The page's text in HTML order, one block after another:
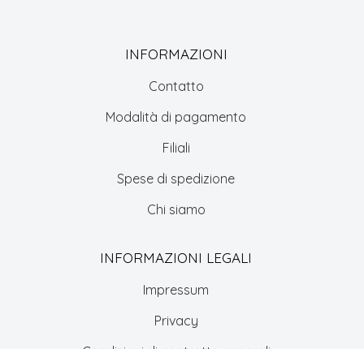
INFORMAZIONI
Contatto
Modalità di pagamento
Filiali
Spese di spedizione
Chi siamo
INFORMAZIONI LEGALI
Impressum
Privacy